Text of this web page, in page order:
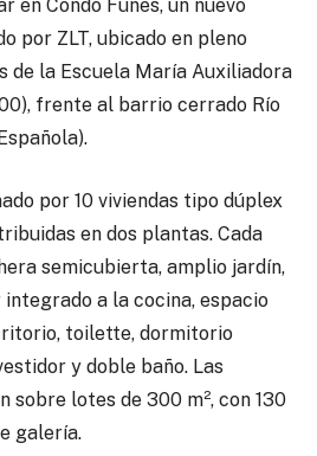
en Condo Funes, un nuevo
por ZLT, ubicado en pleno
de la Escuela María Auxiliadora
frente al barrio cerrado Río
por 10 viviendas tipo dúplex
en dos plantas. Cada
semicubierta, amplio jardín,
a la cocina, espacio
toilette, dormitorio
y doble baño. Las
sobre lotes de 300 m², con 130
galería.